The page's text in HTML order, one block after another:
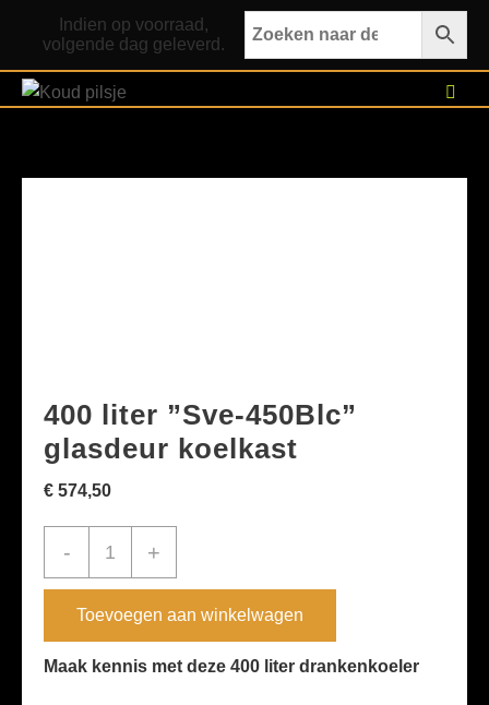
de
inhoud
Indien op voorraad,
volgende dag geleverd.
400 liter ”Sve-450Blc”
glasdeur koelkast
€ 574,50
-
400
liter
glasdeur
+
Toevoegen aan winkelwagen
Maak kennis met deze 400 liter drankenkoeler